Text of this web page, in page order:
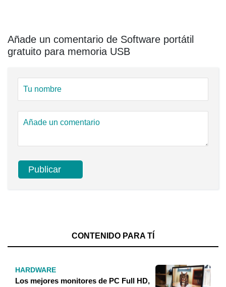
Añade un comentario de Software portátil
gratuito para memoria USB
CONTENIDO PARA TÍ
HARDWARE
Los mejores monitores de PC Full HD,